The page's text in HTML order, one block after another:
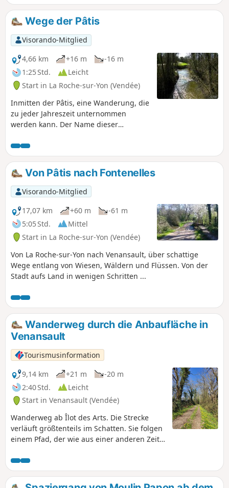
Wege der Pâtis
Visorando-Mitglied
4,66 km
+16 m
-16 m
1:25 Std.
Leicht
Start in La Roche-sur-Yon (Vendée)
Inmitten der Pâtis, eine Wanderung, die
zu jeder Jahreszeit unternommen
werden kann. Der Name dieser
als ich den Weg zum „Grand Pâtis”
einschlug, der außerhalb der Route
liegt. Die Routen wurden von
Wanderern angelegt. Ein Pâtis ist eine
Brachwiese oder eine Weide für Vieh.
Von Pâtis nach Fontenelles
Visorando-Mitglied
17,07 km
+60 m
-61 m
5:05 Std.
Mittel
Start in La Roche-sur-Yon (Vendée)
Von La Roche-sur-Yon nach Venansault, über schattige
Wege entlang von Wiesen, Wäldern und Flüssen. Von der
Stadt aufs Land in wenigen Schritten ...
Wanderweg durch die Anbaufläche in
Venansault
Tourismusinformation
9,14 km
+21 m
-20 m
2:40 Std.
Leicht
Start in Venansault (Vendée)
Wanderweg ab Îlot des Arts. Die Strecke
verläuft größtenteils im Schatten. Sie folgen
einem Pfad, der wie aus einer anderen Zeit
sicherlich sehr alt. Das Besondere an dieser
Route: die Ruhe und die Atmosphäre, sich
an einem unberührten Ort inmitten von vom